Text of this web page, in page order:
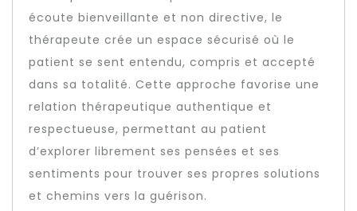
écoute bienveillante et non directive, le
thérapeute crée un espace sécurisé où le
patient se sent entendu, compris et accepté
dans sa totalité. Cette approche favorise une
relation thérapeutique authentique et
respectueuse, permettant au patient
d’explorer librement ses pensées et ses
sentiments pour trouver ses propres solutions
et chemins vers la guérison.